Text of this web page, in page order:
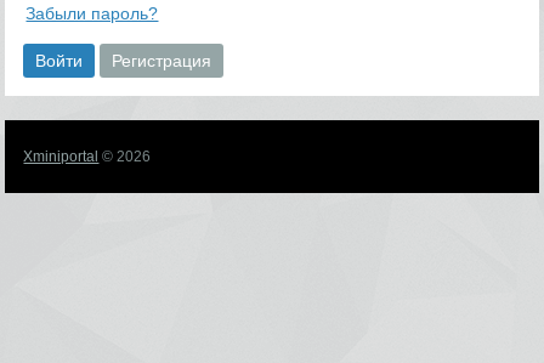
Забыли пароль?
Войти Регистрация
Xminiportal © 2026